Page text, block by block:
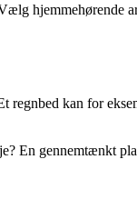
hjemmehørende
kan for
En gennemtænkt